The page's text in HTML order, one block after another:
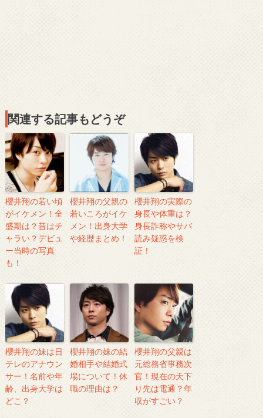
関連する記事もどうぞ
櫻井翔の若い頃
がイケメン！全
盛期は？昔はチ
ャラい？デビュ
ー当時の写真
も！
櫻井翔の父親の
若いころがイケ
メン！出身大学
や経歴まとめ！
櫻井翔の実際の
身長や体重は？
身長詐称やサバ
読み疑惑を検
証！
櫻井翔の妹は日
テレのアナウン
サー！名前や年
齢、出身大学は
どこ？
櫻井翔の妹の結
婚相手や結婚式
場について！休
職の理由は？
櫻井翔の父親は
元総務省事務次
官！現在の天下
り先は電通？年
収がすごい？